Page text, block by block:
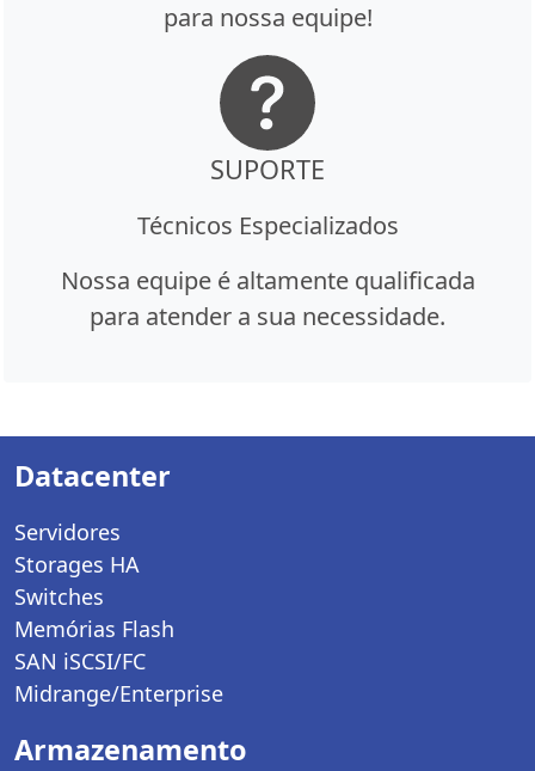
para nossa equipe!
SUPORTE
Técnicos Especializados
Nossa equipe é altamente qualificada
para atender a sua necessidade.
Datacenter
Servidores
Storages HA
Switches
Memórias Flash
SAN iSCSI/FC
Midrange/Enterprise
Armazenamento